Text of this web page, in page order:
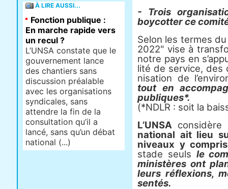
- Trois
boycotter ce
Selon les termes
2022" vise à
notre pays en
lité de ser­vice,
ni­sa­tion de
tout en
publi­ques*.
(*NDLR : soit la
L’UNSA
natio­nal ait lieu
niveaux y
stade seuls le
minis­tè­res ont
leurs réflexions,
sen­tés.
À LIRE AUSSI...
Fonction publique :
En marche rapide vers
un recul ?
L’UNSA constate que le
gouvernement lance
des chantiers sans
discussion préalable
avec les organisations
syndicales, sans
attendre la fin de la
consultation qu’il a
lancé, sans qu’un débat
national (...)